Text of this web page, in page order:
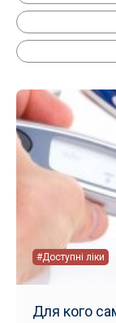
#Доступні ліки
Для кого